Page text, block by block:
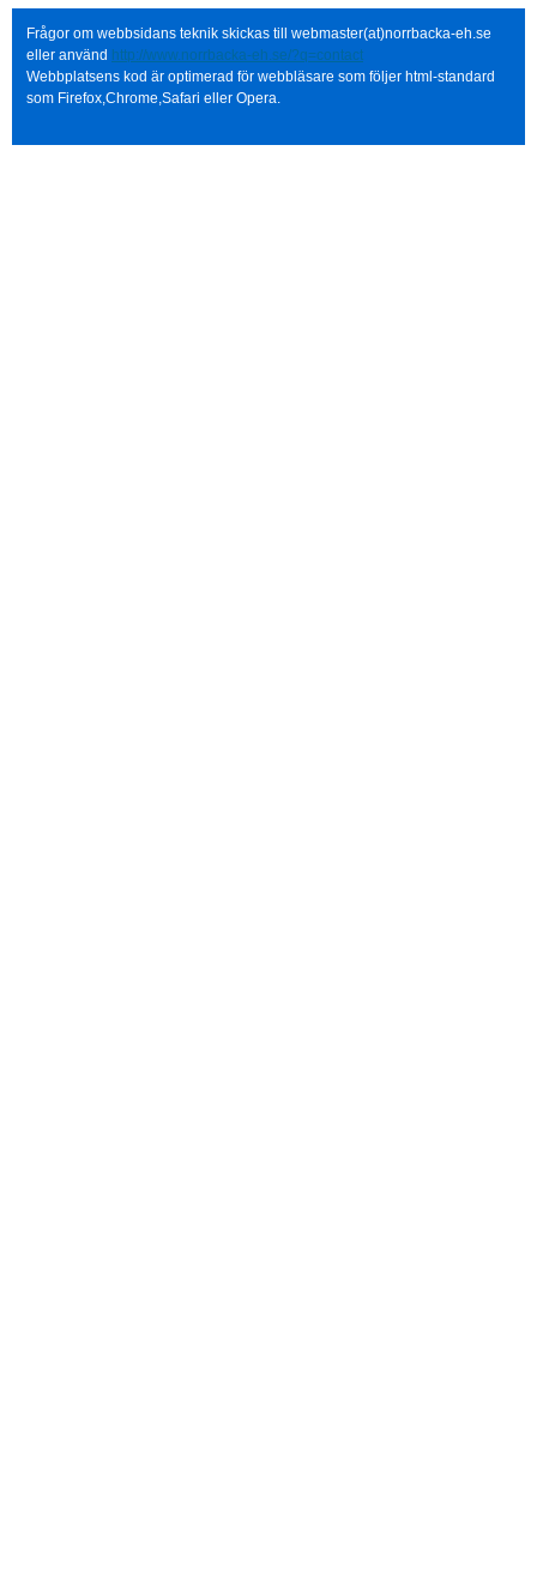
Frågor om webbsidans teknik skickas till webmaster(at)norrbacka-eh.se
eller använd http://www.norrbacka-eh.se/?q=contact
Webbplatsens kod är optimerad för webbläsare som följer html-standard
som Firefox,Chrome,Safari eller Opera.